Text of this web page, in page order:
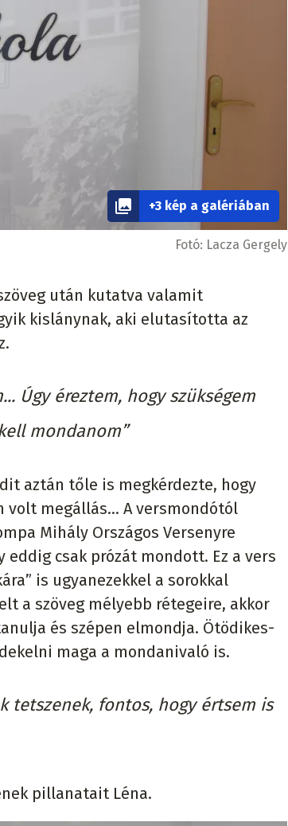
+3 kép a galériában
Fotó: Lacza Gergely
után kutatva valamit
kislánynak, aki elutasította az
Úgy éreztem, hogy szükségem
mondanom”
aztán tőle is megkérdezte, hogy
volt megállás... A versmondótól
Mihály Országos Versenyre
csak prózát mondott. Ez a vers
is ugyanezekkel a sorokkal
a szöveg mélyebb rétegeire, akkor
és szépen elmondja. Ötödikes-
maga a mondanivaló is.
tetszenek, fontos, hogy értsem is
pillanatait Léna.